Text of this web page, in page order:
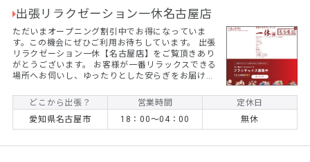
出張リラクゼーション一休名古屋店
ただいまオープニング割引中でお得になっていま
す。この機会にぜひご利用お待ちしています。 出張
リラクゼーション一休【名古屋店】をご覧頂きあり
がとうございます。 お客様が一番リラックスできる
場所へお伺いし、ゆったりとした安らぎをお届け致
状のお客様からご愛好賜っております。 一休では、
お客様お一人お一人に寄り添って、環境や状況やメ
ンタルに合わせて施術をご提供させて頂く事をモッ
トーにしております。 勿論、カップルやご夫婦、お
どこから出張？ 営業時間
定休日
愛知県名古屋市
18：00～04：00 無休